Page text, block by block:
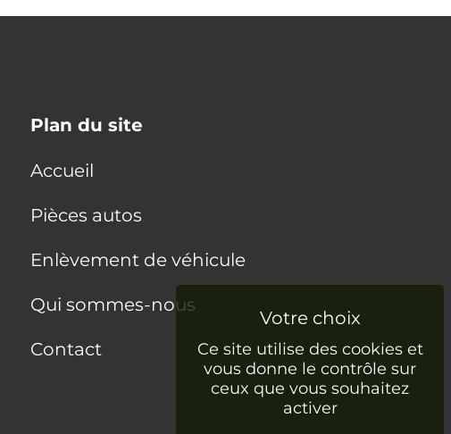
Plan du site
Accueil
Pièces autos
Enlèvement de véhicule
Qui sommes-nous
Contact
Ce site utilise des cookies et
vous donne le contrôle sur
ceux que vous souhaitez
activer